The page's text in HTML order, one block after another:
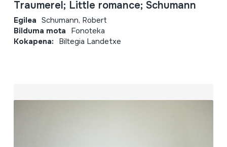
Traumerel; Little romance; Schumann
Egilea Schumann, Robert
Bilduma mota Fonoteka
Kokapena: Biltegia Landetxe